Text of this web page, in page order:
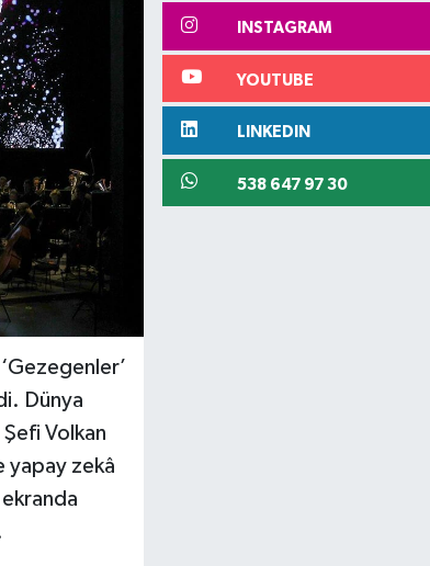
Dünya
Volkan
yapay zekâ
ekranda
INSTAGRAM
YOUTUBE
LINKEDIN
538 647 97 30